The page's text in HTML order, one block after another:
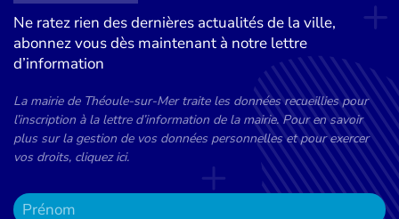
Ne ratez rien des dernières actualités de la ville,
abonnez vous dès maintenant à notre lettre
d’information
La mairie de Théoule-sur-Mer traite les données recueillies pour
l’inscription à la lettre d’information de la mairie. Pour en savoir
plus sur la gestion de vos données personnelles et pour exercer
vos droits, cliquez ici.